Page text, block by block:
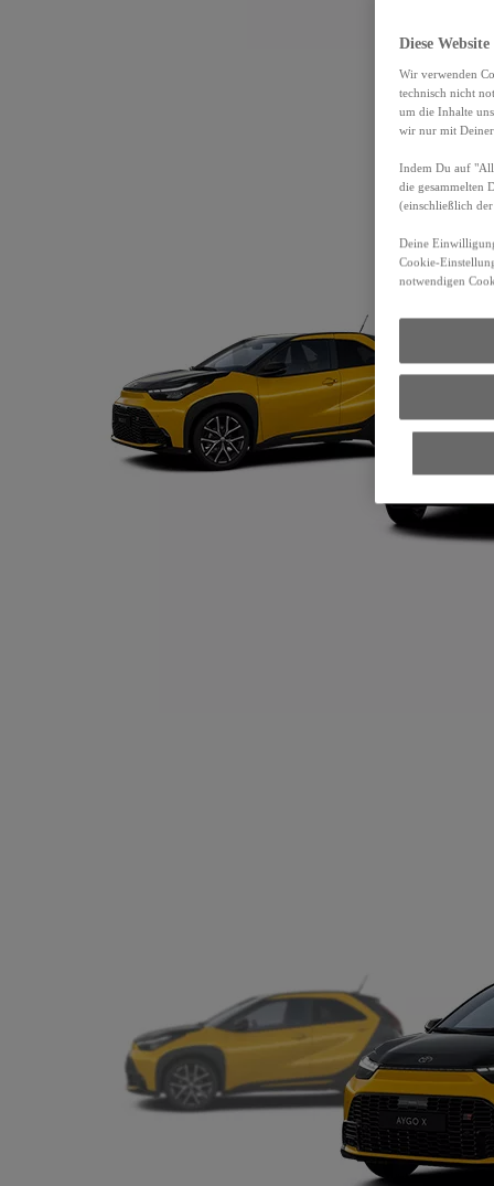
Diese
Wir verwenden
technisch nicht
um die Inhalte
wir nur mit
Indem Du auf
die gesammelten
(einschließlich
Deine
Cookie-
notwendigen